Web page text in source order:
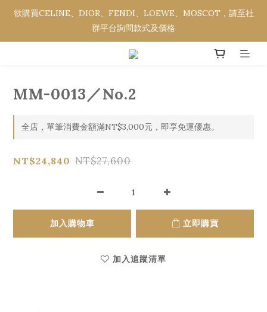
欲購買CELINE、DIOR、FENDI、LOEWE、MOSCOT，請至社
群平台詢問款式及價格
欲購買CELINE、DIOR、FENDI、LOEWE、MOSCOT，請至社
群平台詢問款式及價格
全館消費金額滿NT$3,000，即享免運優惠。
欲購買CELINE、DIOR、FENDI、LOEWE、MOSCOT，請至社
MM-0013／No.2
全店，單筆消費金額滿NT$3,000元，即享免運優惠。
NT$24,840 NT$27,600
加入購物車 立即購買
加入追蹤清單